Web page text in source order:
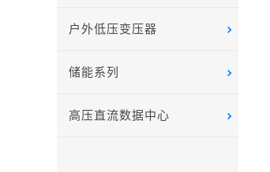
户外低压变压器
储能系列
高压直流数据中心